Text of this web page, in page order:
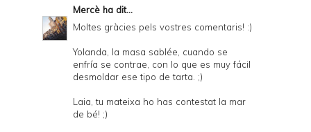
Mercè ha dit...
Moltes gràcies pels vostres comentaris! :)
Yolanda, la masa sablée, cuando se
enfría se contrae, con lo que es muy fácil
desmoldar ese tipo de tarta. ;)
Laia, tu mateixa ho has contestat la mar
de bé! ;)